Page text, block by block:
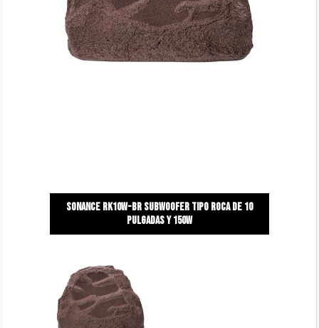
Sonance rk10w-Br subwoofer tipo roca de 10
pulgadas y 150w